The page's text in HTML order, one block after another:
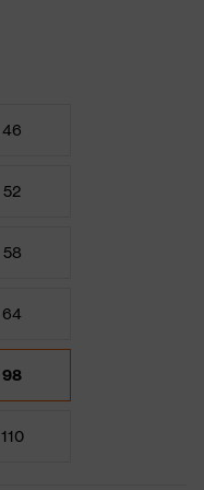
46
52
58
64
98
110